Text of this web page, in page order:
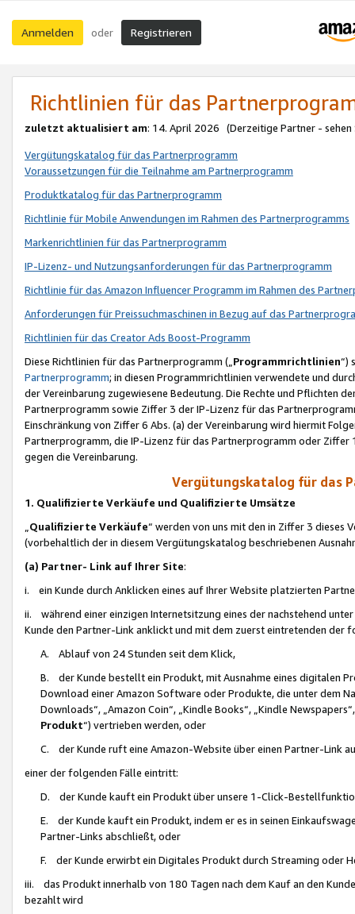
Anmelden oder Registrieren
Richtlinien für das
zuletzt aktualisiert am: 14. April 2026 (Derzeitige Partner - sehen
Vergütungskatalog für das Partnerprogramm
Voraussetzungen für die Teilnahme am Partnerprogramm
Produktkatalog für das Partnerprogramm
Richtlinie für Mobile Anwendungen im Rahmen des Partnerprogramms
Markenrichtlinien für das Partnerprogramm
IP-Lizenz- und Nutzungsanforderungen für das Partnerprogramm
Richtlinie für das Amazon Influencer Programm im Rahmen des
Anforderungen für Preissuchmaschinen in Bezug auf das
Richtlinien für das Creator Ads Boost-Programm
Diese Richtlinien für das Partnerprogramm („Programmrichtlinien“)
Partnerprogramm; in diesen Programmrichtlinien verwendete und
der Vereinbarung zugewiesene Bedeutung. Die Rechte und Pflichten
Partnerprogramm sowie Ziffer 3 der IP-Lizenz für das
Einschränkung von Ziffer 6 Abs. (a) der Vereinbarung wird hiermit
Partnerprogramm, die IP-Lizenz für das Partnerprogramm oder
gegen die Vereinbarung.
Vergütungskatalog für das
1. Qualifizierte Verkäufe und Qualifizierte Umsätze
Qualifizierte Verkäufe“ werden von uns mit den in Ziffer 3
(vorbehaltlich der in diesem Vergütungskatalog beschriebenen
(a) Partner- Link auf Ihrer Site:
i. ein Kunde durch Anklicken eines auf Ihrer Website platzierten
ii. während einer einzigen Internetsitzung eines der nachstehend
Kunde den Partner-Link anklickt und mit dem zuerst eintretenden der
A. Ablauf von 24 Stunden seit dem Klick,
B. der Kunde bestellt ein Produkt, mit Ausnahme eines digitalen
Download einer Amazon Software oder Produkte, die unter dem
Downloads“, „Amazon Coin“, „Kindle Books“, „Kindle
Produkt“) vertrieben werden, oder
C. der Kunde ruft eine Amazon-Website über einen Partner-Link
einer der folgenden Fälle eintritt:
D. der Kunde kauft ein Produkt über unsere 1-Click-
E. der Kunde kauft ein Produkt, indem er es in seinen
Partner-Links abschließt, oder
F. der Kunde erwirbt ein Digitales Produkt durch Streaming oder
iii. das Produkt innerhalb von 180 Tagen nach dem Kauf an den
bezahlt wird